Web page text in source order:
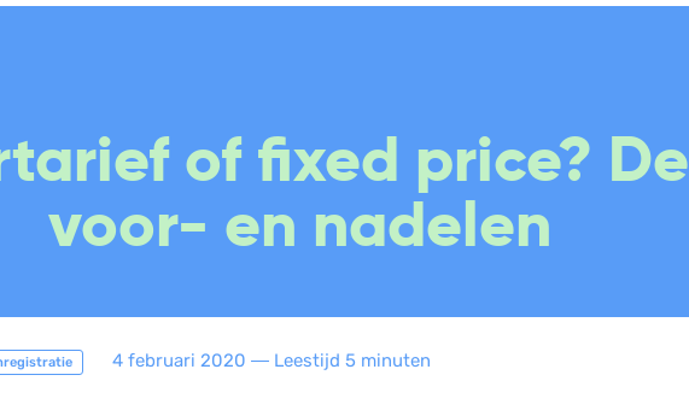
Facturatie
Bonnetjes
CRM
Urenregistratie
Planning
of fixed price? De
voor- en nadelen
4 februari 2020 ― Leestijd 5 minuten